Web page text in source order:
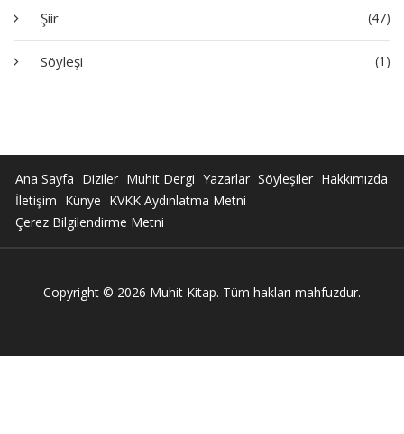
Şiir (47)
Söyleşi (1)
Ana Sayfa Diziler Muhit Dergi Yazarlar Söyleşiler Hakkımızda
İletişim Künye KVKK Aydınlatma Metni
Çerez Bilgilendirme Metni
Copyright © 2026 Muhit Kitap. Tüm hakları mahfuzdur.